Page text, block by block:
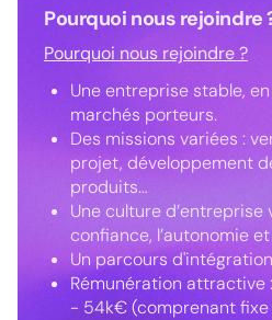
Pourquoi nous rejoindre
Pourquoi nous rejoindre ?
Une entreprise stable,
marchés porteurs.
Des missions variées :
projet, développement
produits…
Une culture d’entreprise
confiance, l’autonomie
Un parcours
Rémunération attractive
- 54k€ (comprenant fixe